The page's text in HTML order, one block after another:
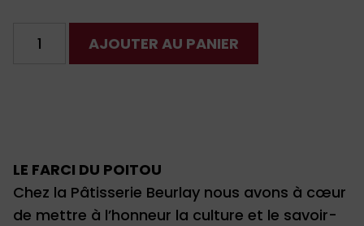
AJOUTER AU PANIER
LE FARCI DU POITOU
Chez la Pâtisserie Beurlay nous avons à cœur
de mettre à l’honneur la culture et le savoir-